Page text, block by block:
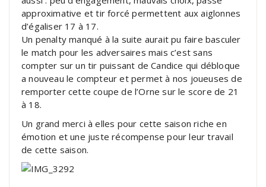
approximative et tir forcé permettent aux aiglonnes
d’égaliser 17 à 17.
Un penalty manqué à la suite aurait pu faire basculer
le match pour les adversaires mais c’est sans
compter sur un tir puissant de Candice qui débloque
a nouveau le compteur et permet à nos joueuses de
remporter cette coupe de l’Orne sur le score de 21
à 18.
Un grand merci à elles pour cette saison riche en
émotion et une juste récompense pour leur travail
de cette saison.